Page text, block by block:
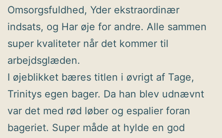
Omsorgsfuldhed, Yder ekstraordinær
indsats, og Har øje for andre. Alle sammen
super kvaliteter når det kommer til
arbejdsglæden.
I øjeblikket bæres titlen i øvrigt af Tage,
Trinitys egen bager. Da han blev udnævnt
var det med rød løber og espalier foran
bageriet. Super måde at hylde en god